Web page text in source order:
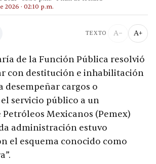
2026 · 02:10 p.m.
TEXTO A− A+
de la Función Pública resolvió
con destitución e inhabilitación
desempeñar cargos o
servicio público a un
Mexicanos (Pemex)
administración estuvo
el esquema conocido como